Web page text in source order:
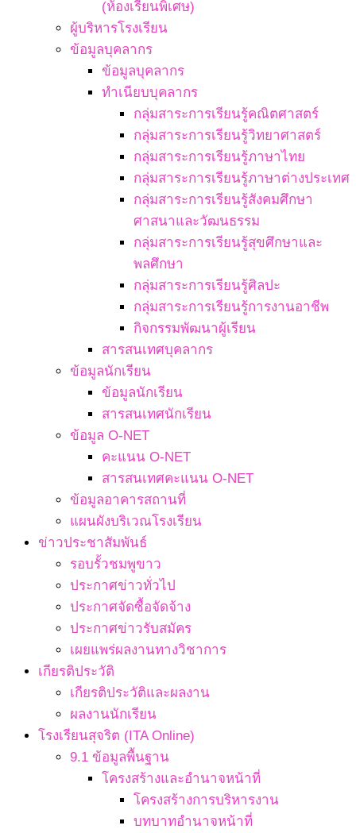
(ห้องเรียนพิเศษ)
ผู้บริหารโรงเรียน
ข้อมูลบุคลากร
ข้อมูลบุคลากร
ทำเนียบบุคลากร
กลุ่มสาระการเรียนรู้คณิตศาสตร์
กลุ่มสาระการเรียนรู้วิทยาศาสตร์
กลุ่มสาระการเรียนรู้ภาษาไทย
กลุ่มสาระการเรียนรู้ภาษาต่างประเทศ
กลุ่มสาระการเรียนรู้สังคมศึกษา
ศาสนาและวัฒนธรรม
กลุ่มสาระการเรียนรู้สุขศึกษาและ
พลศึกษา
กลุ่มสาระการเรียนรู้ศิลปะ
กลุ่มสาระการเรียนรู้การงานอาชีพ
กิจกรรมพัฒนาผู้เรียน
สารสนเทศบุคลากร
ข้อมูลนักเรียน
ข้อมูลนักเรียน
สารสนเทศนักเรียน
ข้อมูล O-NET
คะแนน O-NET
สารสนเทศคะแนน O-NET
ข้อมูลอาคารสถานที่
แผนผังบริเวณโรงเรียน
ข่าวประชาสัมพันธ์
รอบรั้วชมพูขาว
ประกาศข่าวทั่วไป
ประกาศจัดซื้อจัดจ้าง
ประกาศข่าวรับสมัคร
เผยแพร่ผลงานทางวิชาการ
เกียรติประวัติ
เกียรติประวัติและผลงาน
ผลงานนักเรียน
โรงเรียนสุจริต (ITA Online)
9.1 ข้อมูลพื้นฐาน
โครงสร้างและอำนาจหน้าที่
โครงสร้างการบริหารงาน
บทบาทอำนาจหน้าที่